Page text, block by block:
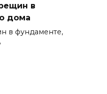
в
дома
в фундаменте,